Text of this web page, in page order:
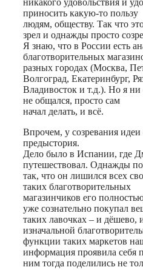
никакого удовольствия и
приносить какую-то пользу
людям, обществу. Так что
зрел и однажды просто
Я знаю, что в России есть
благотворительных
разных городах (Москва,
Волгоград, Екатеринбург,
Владивосток и т.д.). Но я ни
не общался, просто сам
начал делать, и всё.
Впрочем, у созревания идеи
предыстория.
Дело было в Испании, где
путешествовал. Однажды
так, что он лишился всех
таких благотворительных
магазинчиков его
уже сознательно покупал
таких лавочках – и дёшево,
изначальной
функции таких маркетов
информация проявила себя
ним тогда поделились не